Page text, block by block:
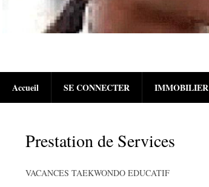
Accueil SE CONNECTER IMMOBILIER
Prestation de Services
VACANCES TAEKWONDO EDUCATIF